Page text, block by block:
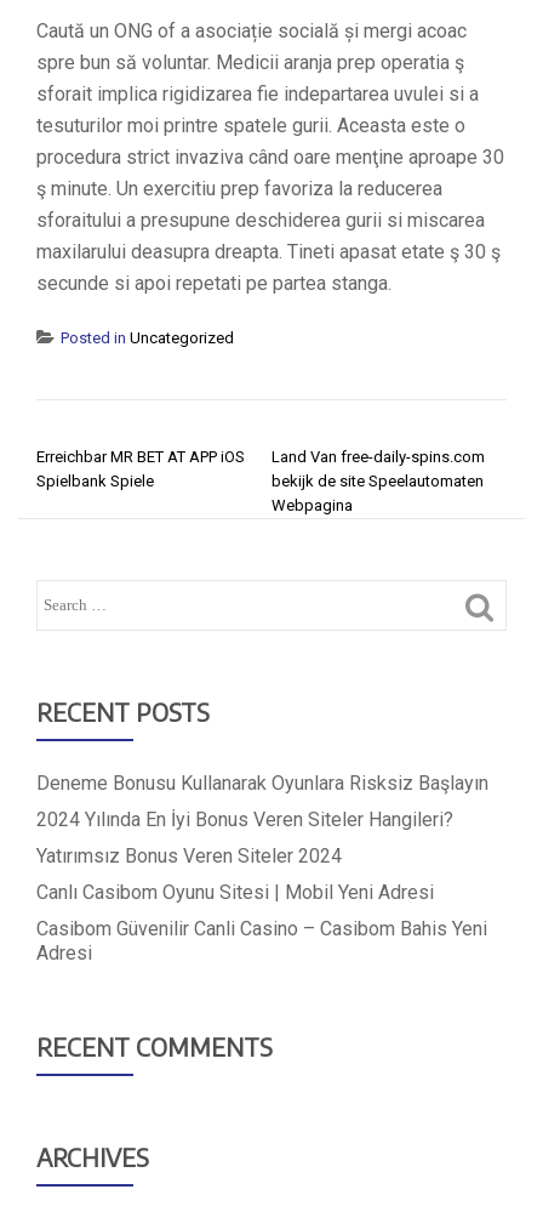
Caută un ONG of a asociație socială și mergi acoac
spre bun să voluntar. Medicii aranja prep operatia ş
sforait implica rigidizarea fie indepartarea uvulei si a
tesuturilor moi printre spatele gurii. Aceasta este o
procedura strict invaziva când oare menţine aproape 30
ş minute. Un exercitiu prep favoriza la reducerea
sforaitului a presupune deschiderea gurii si miscarea
maxilarului deasupra dreapta. Tineti apasat etate ş 30 ş
secunde si apoi repetati pe partea stanga.
Posted in Uncategorized
Erreichbar MR BET AT APP iOS
Spielbank Spiele
Land Van free-daily-spins.com
bekijk de site Speelautomaten
Webpagina
RECENT POSTS
Deneme Bonusu Kullanarak Oyunlara Risksiz Başlayın
2024 Yılında En İyi Bonus Veren Siteler Hangileri?
Yatırımsız Bonus Veren Siteler 2024
Canlı Casibom Oyunu Sitesi | Mobil Yeni Adresi
Casibom Güvenilir Canli Casino – Casibom Bahis Yeni
Adresi
RECENT COMMENTS
ARCHIVES